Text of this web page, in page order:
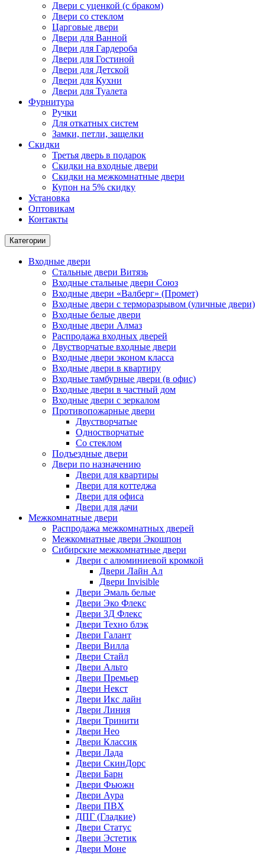
Двери с уценкой (с браком)
Двери со стеклом
Царговые двери
Двери для Ванной
Двери для Гардероба
Двери для Гостиной
Двери для Детской
Двери для Кухни
Двери для Туалета
Фурнитура
Ручки
Для откатных систем
Замки, петли, защелки
Скидки
Третья дверь в подарок
Скидки на входные двери
Скидки на межкомнатные двери
Купон на 5% скидку
Установка
Оптовикам
Контакты
Категории
Входные двери
Стальные двери Витязь
Входные стальные двери Союз
Входные двери «Валберг» (Промет)
Входные двери с терморазрывом (уличные двери)
Входные белые двери
Входные двери Алмаз
Распродажа входных дверей
Двустворчатые входные двери
Входные двери эконом класса
Входные двери в квартиру
Входные тамбурные двери (в офис)
Входные двери в частный дом
Входные двери с зеркалом
Противопожарные двери
Двустворчатые
Одностворчатые
Со стеклом
Подъездные двери
Двери по назначению
Двери для квартиры
Двери для коттеджа
Двери для офиса
Двери для дачи
Межкомнатные двери
Распродажа межкомнатных дверей
Межкомнатные двери Экошпон
Сибирские межкомнатные двери
Двери с алюминиевой кромкой
Двери Лайн Ал
Двери Invisible
Двери Эмаль белые
Двери Эко Флекс
Двери 3Д Флекс
Двери Техно блэк
Двери Галант
Двери Вилла
Двери Стайл
Двери Альто
Двери Премьер
Двери Некст
Двери Икс лайн
Двери Линия
Двери Тринити
Двери Нео
Двери Классик
Двери Лада
Двери СкинДорс
Двери Барн
Двери Фьюжн
Двери Аура
Двери ПВХ
ДПГ (Гладкие)
Двери Статус
Двери Эстетик
Двери Моне